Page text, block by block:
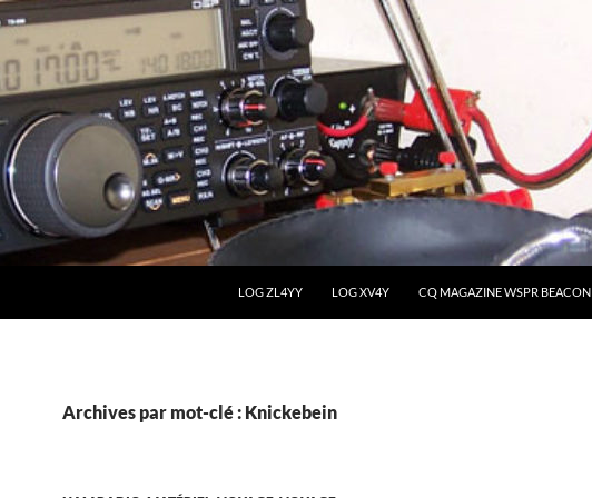
LOG ZL4YY LOG XV4Y CQ MAGAZINE WSPR BEACON
Archives par mot-clé : Knickebein